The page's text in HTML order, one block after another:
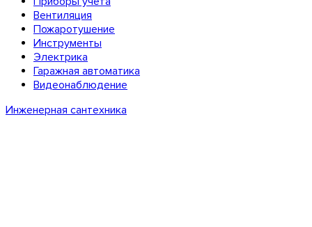
Вентиляция
Пожаротушение
Инструменты
Электрика
Гаражная автоматика
Видеонаблюдение
Инженерная сантехника